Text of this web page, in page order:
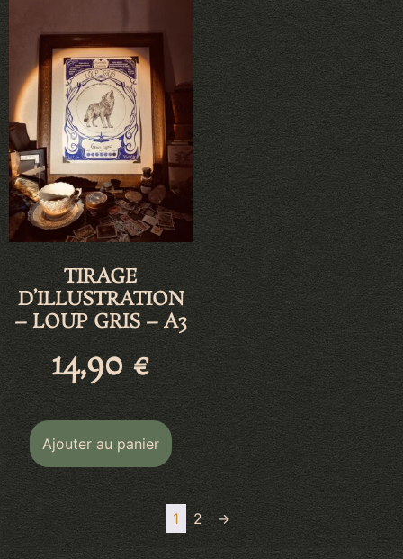
TIRAGE
D’ILLUSTRATION
– LOUP GRIS – A3
14,90€
Ajouter au panier
1 2 →